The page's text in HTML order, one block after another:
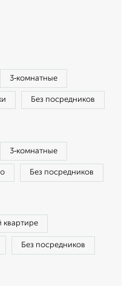
3‑комнатные
Без посредников
3‑комнатные
Без посредников
квартире
Без посредников